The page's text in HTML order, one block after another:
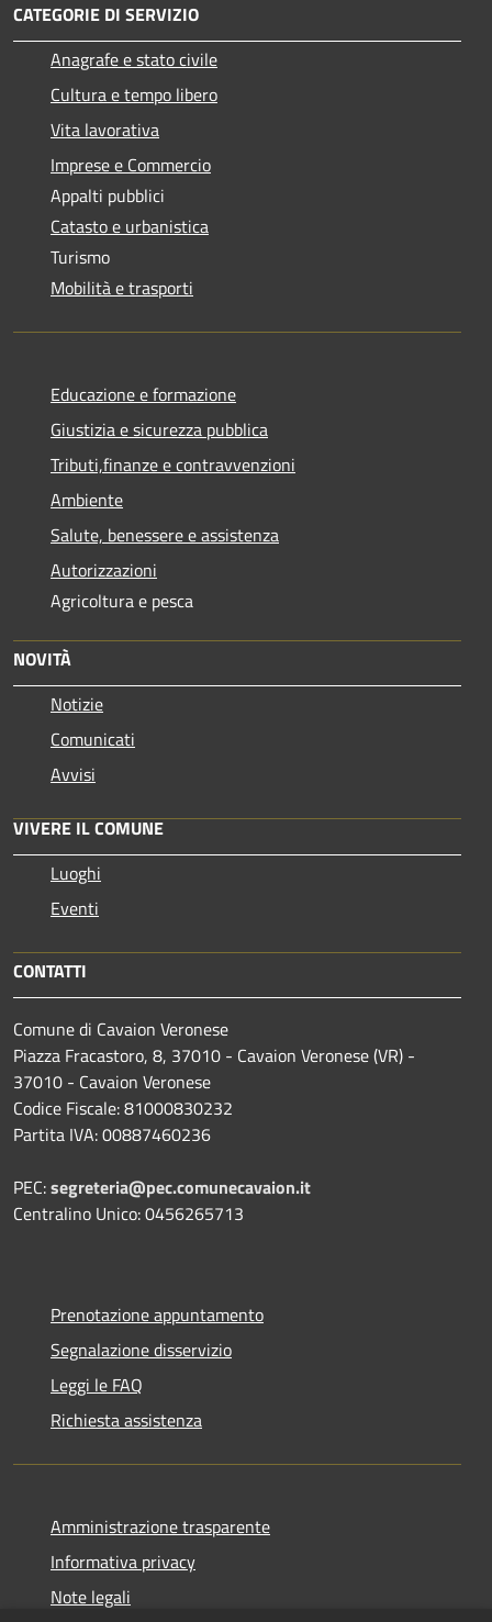
CATEGORIE DI SERVIZIO
Anagrafe e stato civile
Cultura e tempo libero
Vita lavorativa
Imprese e Commercio
Appalti pubblici
Catasto e urbanistica
Turismo
Mobilità e trasporti
Educazione e formazione
Giustizia e sicurezza pubblica
Tributi,finanze e contravvenzioni
Ambiente
Salute, benessere e assistenza
Autorizzazioni
Agricoltura e pesca
NOVITÀ
Notizie
Comunicati
Avvisi
VIVERE IL COMUNE
Luoghi
Eventi
CONTATTI
Comune di Cavaion Veronese
Piazza Fracastoro, 8, 37010 - Cavaion Veronese (VR) -
37010 - Cavaion Veronese
Codice Fiscale: 81000830232
Partita IVA: 00887460236
PEC:segreteria@pec.comunecavaion.it
Centralino Unico: 0456265713
Prenotazione appuntamento
Segnalazione disservizio
Leggi le FAQ
Richiesta assistenza
Amministrazione trasparente
Informativa privacy
Note legali